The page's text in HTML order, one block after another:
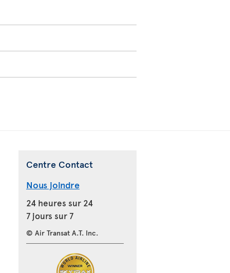
Centre Contact
Nous joindre
24 heures sur 24
7 jours sur 7
© Air Transat A.T. Inc.